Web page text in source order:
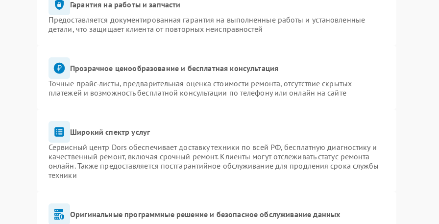
Гарантия на работы и запчасти
Предоставляется документированная гарантия на выполненные работы и установленные
детали, что защищает клиента от повторных неисправностей
Прозрачное ценообразование и бесплатная консультация
Точные прайс-листы, предварительная оценка стоимости ремонта, отсутствие скрытых
платежей и возможность бесплатной консультации по телефону или онлайн на сайте
Широкий спектр услуг
Сервисный центр Dors обеспечивает доставку техники по всей РФ, бесплатную диагностику и
качественный ремонт, включая срочный ремонт. Клиенты могут отслеживать статус ремонта
онлайн. Также предоставляется постгарантийное обслуживание для продления срока службы
техники
Оригинальные программные решение и безопасное обслуживание данных